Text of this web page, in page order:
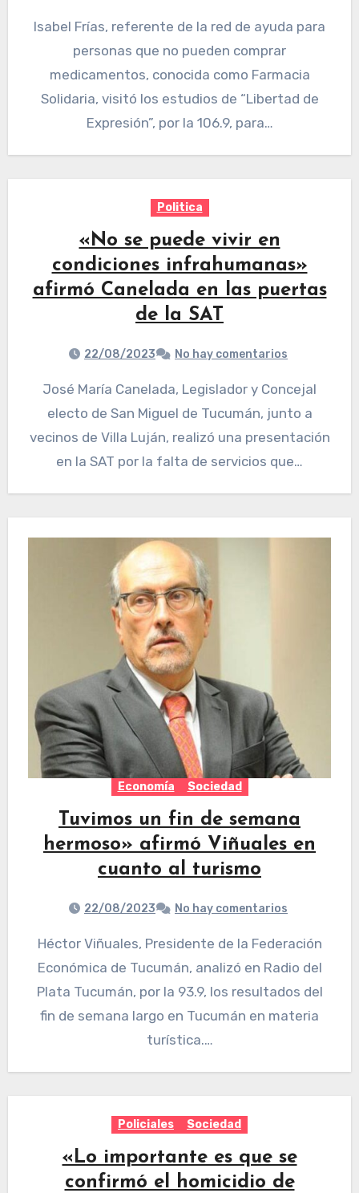
Isabel Frías, referente de la red de ayuda para
personas que no pueden comprar
medicamentos, conocida como Farmacia
Solidaria, visitó los estudios de “Libertad de
Expresión”, por la 106.9, para…
Politica
«No se puede vivir en
condiciones infrahumanas»
afirmó Canelada en las puertas
de la SAT
22/08/2023 No hay comentarios
José María Canelada, Legislador y Concejal
electo de San Miguel de Tucumán, junto a
vecinos de Villa Luján, realizó una presentación
en la SAT por la falta de servicios que…
Economía Sociedad
Tuvimos un fin de semana
hermoso» afirmó Viñuales en
cuanto al turismo
22/08/2023 No hay comentarios
Héctor Viñuales, Presidente de la Federación
Económica de Tucumán, analizó en Radio del
Plata Tucumán, por la 93.9, los resultados del
fin de semana largo en Tucumán en materia
turística.…
Policiales Sociedad
«Lo importante es que se
confirmó el homicidio de